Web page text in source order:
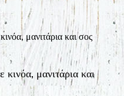
μανιτάρια και